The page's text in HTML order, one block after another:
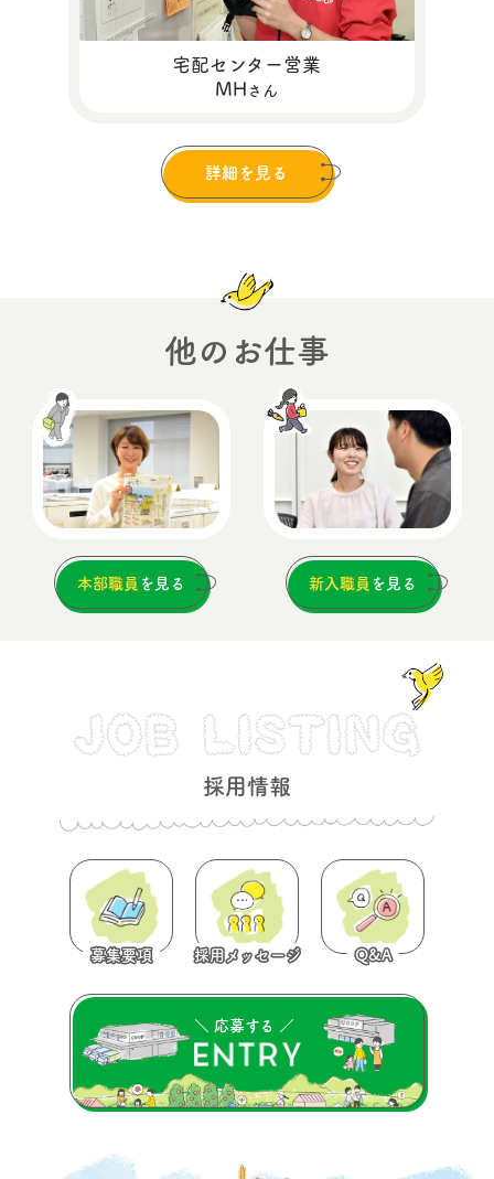
宅配センター営業
MH さん
詳細を見る
他のお仕事
本部職員 を見る 新入職員 を見る
採用情報
募集要項 採用メッセージ Q&A
＼ 応募する ／